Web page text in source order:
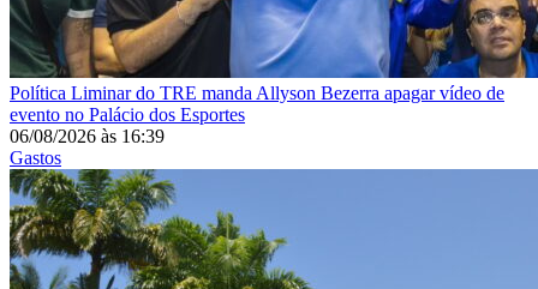
Política Liminar do TRE manda Allyson Bezerra apagar vídeo de
evento no Palácio dos Esportes
06/08/2026 às 16:39
Gastos